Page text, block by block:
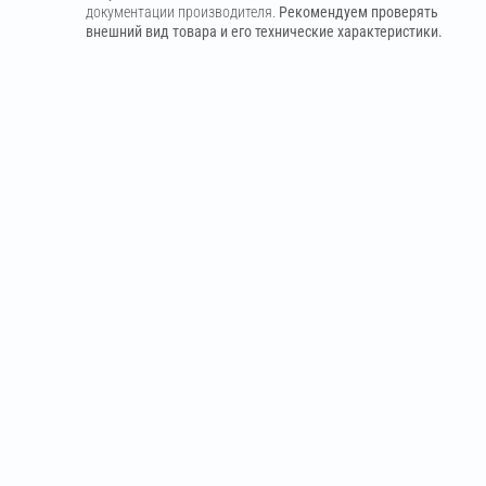
документации производителя. Рекомендуем проверять
внешний вид товара и его технические характеристики.